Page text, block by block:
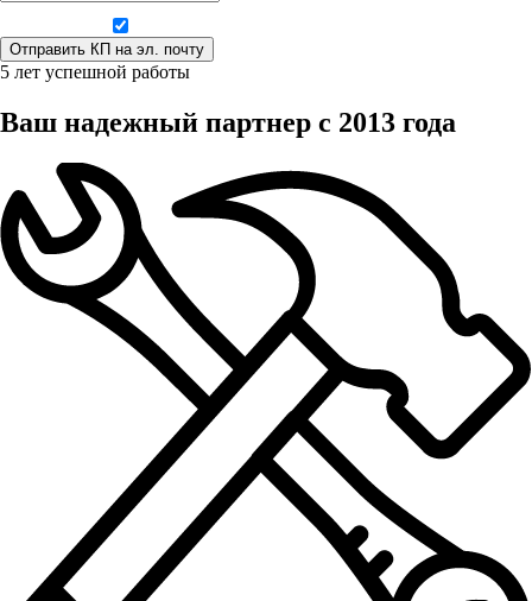
5 лет успешной работы
Ваш надежный партнер с 2013 года